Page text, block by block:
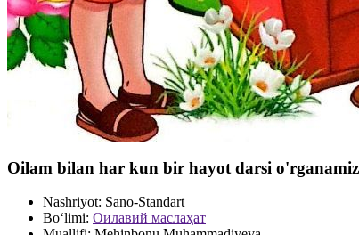
Oilam bilan har kun bir hayot darsi
Nashriyot: Sano-Standart
Bo‘limi: Оилавий маслаҳат